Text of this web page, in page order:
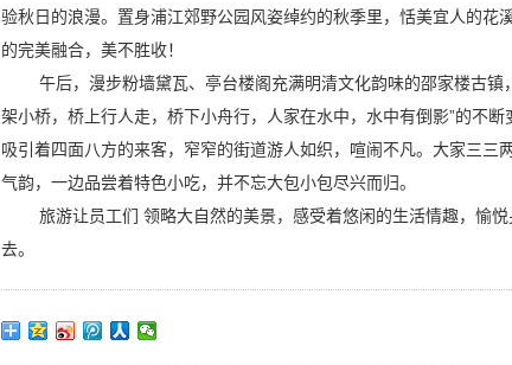
验秋日的浪漫。置身浦江郊野公园风姿绰约的秋季里，恬美宜人的花
的完美融合，美不胜收！
午后，漫步粉墙黛瓦、亭台楼阁充满明清文化韵味的邵家楼古
架小桥，桥上行人走，桥下小舟行，人家在水中，水中有倒影”的不
吸引着四面八方的来客，窄窄的街道游人如织，喧闹不凡。大家三
气韵，一边品尝着特色小吃，并不忘大包小包尽兴而归。
旅游让员工们 领略大自然的美景，感受着悠闲的生活情趣，愉
去。